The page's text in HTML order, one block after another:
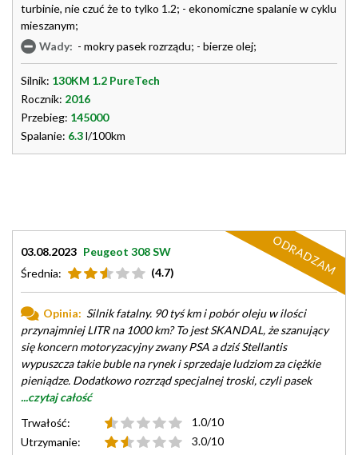
turbinie, nie czuć że to tylko 1.2; - ekonomiczne spalanie w cyklu
mieszanym;
Wady: - mokry pasek rozrządu; - bierze olej;
Silnik: 130KM 1.2 PureTech
Rocznik: 2016
Przebieg: 145000
Spalanie: 6.3l/100km
03.08.2023 Peugeot 308 SW
Średnia:
(4.7)
Opinia: Silnik fatalny. 90 tyś km i pobór oleju w ilości
przynajmniej LITR na 1000 km? To jest SKANDAL, że szanujący
się koncern motoryzacyjny zwany PSA a dziś Stellantis
wypuszcza takie buble na rynek i sprzedaje ludziom za ciężkie
pieniądze. Dodatkowo rozrząd specjalnej troski, czyli pasek
...czytaj całość
Trwałość:
1.0/10
Utrzymanie:
3.0/10
ODRADZAM